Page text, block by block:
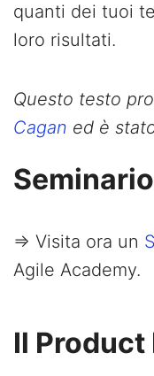
quanti dei tuoi
loro risultati.
Questo testo
Cagan ed è
=> Visita ora un
Agile Academy.
Il Product